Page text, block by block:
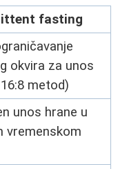
fasting
okvira za unos
metod)
unos hrane u
vremenskom